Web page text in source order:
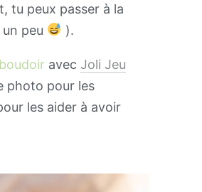
tu peux passer à la
peu
).
avec Joli Jeu
photo pour les
les aider à avoir